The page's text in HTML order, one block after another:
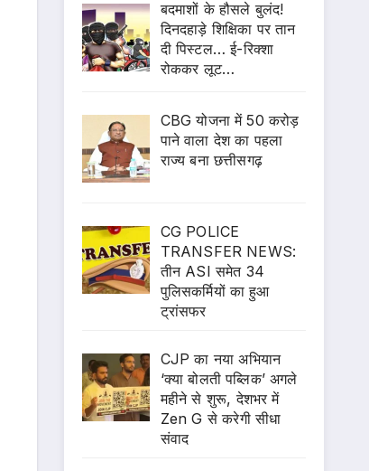
बदमाशों के हौसले बुलंद!
दिनदहाड़े शिक्षिका पर तान
दी पिस्टल… ई-रिक्शा
रोककर लूट…
CBG योजना में 50 करोड़
पाने वाला देश का पहला
राज्य बना छत्तीसगढ़
CG POLICE
TRANSFER NEWS:
तीन ASI समेत 34
पुलिसकर्मियों का हुआ
ट्रांसफर
CJP का नया अभियान
‘क्या बोलती पब्लिक’ अगले
महीने से शुरू, देशभर में
Zen G से करेगी सीधा
संवाद